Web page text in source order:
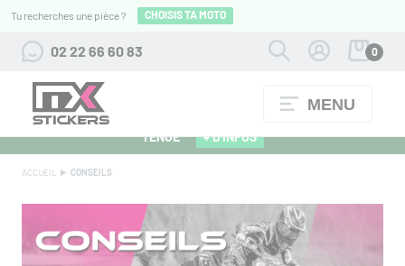
Tu recherches une pièce ? CHOISIS TA MOTO
02 22 66 60 83 0
MENU
ALPINESTARS 27 : FLOCAGE OFFERT POUR L'ACHAT D'UNE
TENUE
+ D'INFOS
ACCUEIL CONSEILS